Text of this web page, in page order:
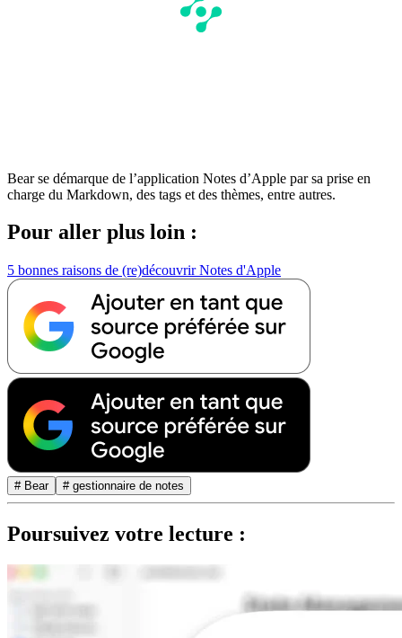
Bear se démarque de l’application Notes d’Apple par sa prise en
charge du Markdown, des tags et des thèmes, entre autres.
Pour aller plus loin :
5 bonnes raisons de (re)découvrir Notes d'Apple
# Bear # gestionnaire de notes
Poursuivez votre lecture :